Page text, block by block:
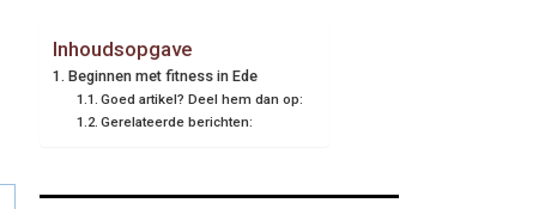
Inhoudsopgave
Beginnen met fitness in Ede
Goed artikel? Deel hem dan op:
Gerelateerde berichten: